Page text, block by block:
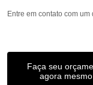
Entre em contato com
Faça seu
agora mesmo